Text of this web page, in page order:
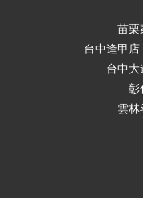
苗栗
台中逢甲
台中
彰
雲